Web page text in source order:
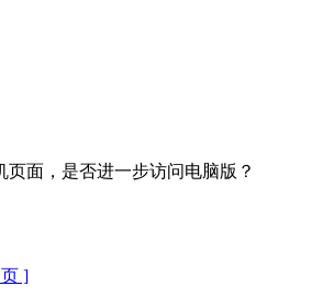
页面，是否进一步访问电脑版？
]